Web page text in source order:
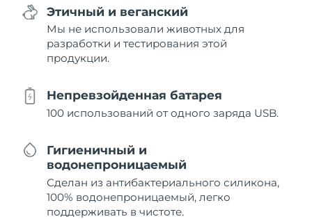
Этичный и веганский
Мы не использовали животных для
разработки и тестирования этой
продукции.
Непревзойденная батарея
100 использований от одного заряда USB.
Гигиеничный и
водонепроницаемый
Сделан из антибактериального силикона,
100% водонепроницаемый, легко
поддерживать в чистоте.